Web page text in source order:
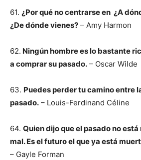
61. ¿Por qué no centrarse en ¿A
¿De dónde vienes? – Amy Harmon
62. Ningún hombre es lo bastante
a comprar su pasado. – Oscar Wilde
63. Puedes perder tu camino entre
pasado. – Louis-Ferdinand Céline
64. Quien dijo que el pasado no
mal. Es el futuro el que ya está
– Gayle Forman